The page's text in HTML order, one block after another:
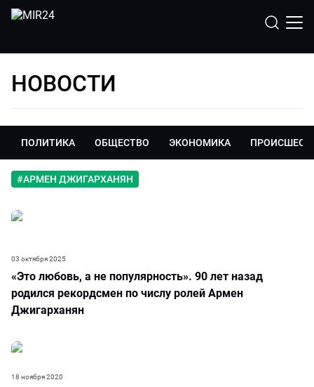
НОВОСТИ
ПОЛИТИКА ОБЩЕСТВО ЭКОНОМИКА
#АРМЕН ДЖИГАРХАНЯН
«Это любовь, а не популярность». 90 лет назад
родился рекордсмен по числу ролей Армен
Джигарханян
03 октября 2025
18 ноября 2020